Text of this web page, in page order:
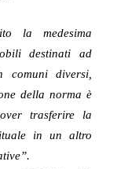
la medesima
destinati ad
comuni diversi,
della norma è
trasferire la
in un altro